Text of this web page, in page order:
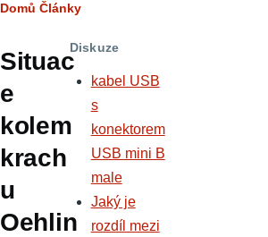
Drobečková
navigace
Domů Články
Situac
e
kolem
krach
u
Oehlin
Diskuze
kabel USB
s
konektorem
USB mini B
male
Jaký je
rozdíl mezi